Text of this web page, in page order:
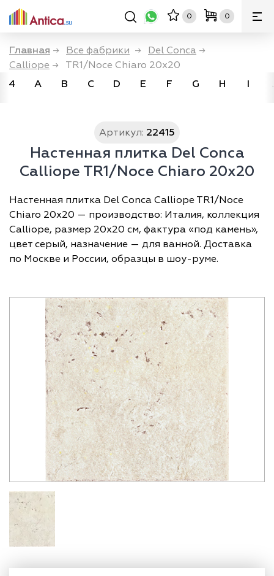
0 0
Главная → Все фабрики → Del Conca →
Calliope →
TR1/Noce Chiaro 20x20
4
A B C D E F G H I
Артикул: 22415
Настенная плитка Del Conca
Calliope TR1/Noce Chiaro 20x20
Настенная плитка Del Conca Calliope TR1/Noce
Chiaro 20x20 — производство: Италия, коллекция
Calliope, размер 20х20 см, фактура «под камень»,
цвет серый, назначение — для ванной. Доставка
по Москве и России, образцы в шоу-руме.